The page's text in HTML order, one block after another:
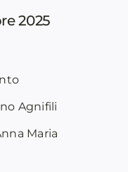
2025
Agnifili
Maria